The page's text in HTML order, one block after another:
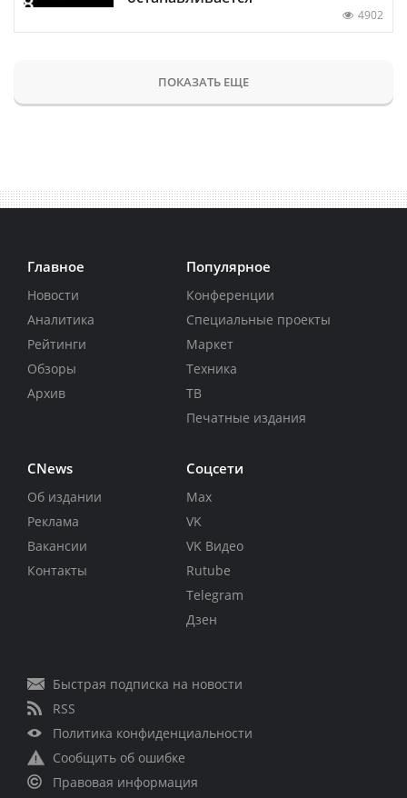
4902
ПОКАЗАТЬ ЕЩЕ
Главное
Новости
Аналитика
Рейтинги
Обзоры
Архив
Популярное
Конференции
Специальные проекты
Маркет
Техника
ТВ
Печатные издания
CNews
Об издании
Реклама
Вакансии
Контакты
Соцсети
Max
VK
VK Видео
Rutube
Telegram
Дзен
Быстрая подписка на новости
RSS
Политика конфиденциальности
Сообщить об ошибке
Правовая информация